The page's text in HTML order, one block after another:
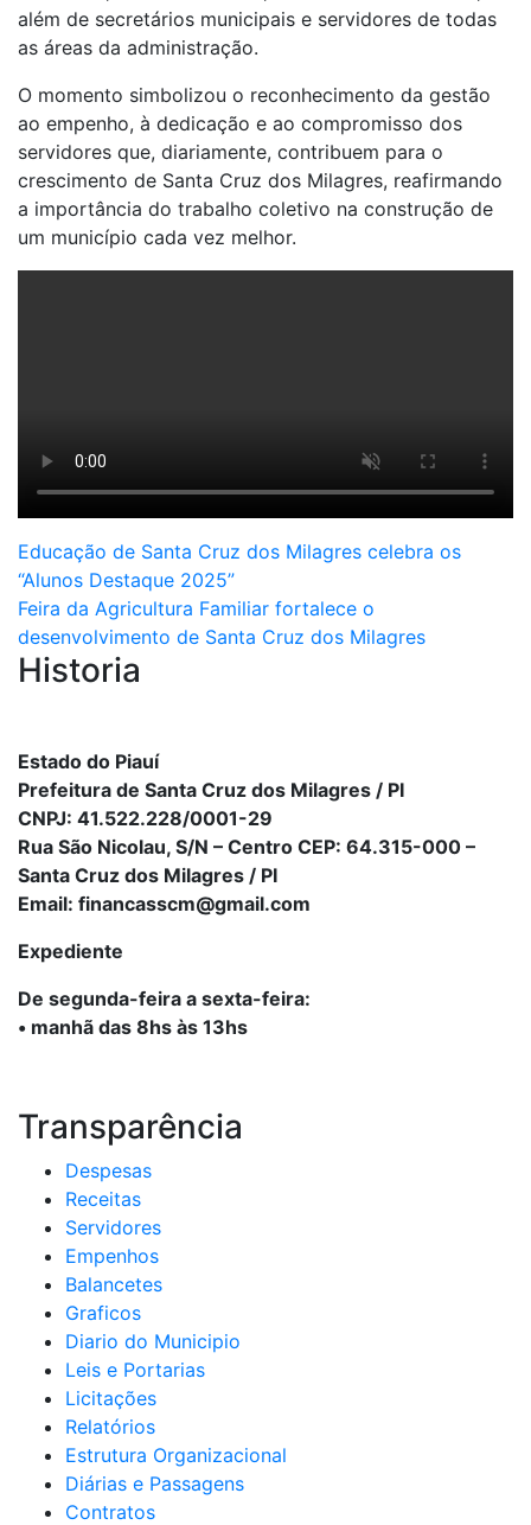
além de secretários municipais e servidores de todas
as áreas da administração.
O momento simbolizou o reconhecimento da gestão
ao empenho, à dedicação e ao compromisso dos
servidores que, diariamente, contribuem para o
crescimento de Santa Cruz dos Milagres, reafirmando
a importância do trabalho coletivo na construção de
um município cada vez melhor.
Navegação
de
Post
Educação de Santa Cruz dos Milagres celebra os
“Alunos Destaque 2025”
Feira da Agricultura Familiar fortalece o
desenvolvimento de Santa Cruz dos Milagres
Historia
Estado do Piauí
Prefeitura de Santa Cruz dos Milagres / PI
CNPJ: 41.522.228/0001-29
Rua São Nicolau, S/N – Centro CEP: 64.315-000 –
Santa Cruz dos Milagres / PI
Email: financasscm@gmail.com
Expediente
De segunda-feira a sexta-feira:
• manhã das 8hs às 13hs
Transparência
Despesas
Receitas
Servidores
Empenhos
Balancetes
Graficos
Diario do Municipio
Leis e Portarias
Licitações
Relatórios
Estrutura Organizacional
Diárias e Passagens
Contratos